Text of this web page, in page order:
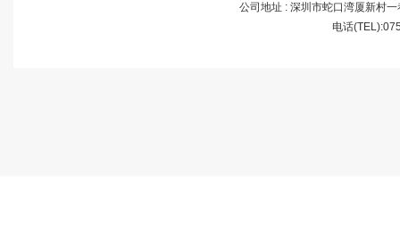
公司地址 : 深圳市蛇口湾厦新村
电话